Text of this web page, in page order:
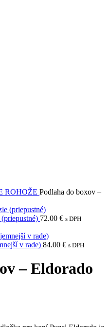
ROHOŽE Podlaha do boxov –
72.00 € s DPH
v rade) 84.00 € s DPH
– Eldorado